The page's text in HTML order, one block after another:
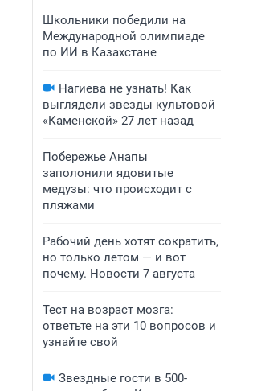
Школьники победили на
Международной олимпиаде
по ИИ в Казахстане
Нагиева не узнать! Как
выглядели звезды культовой
«Каменской» 27 лет назад
Побережье Анапы
заполонили ядовитые
медузы: что происходит с
пляжами
Рабочий день хотят сократить,
но только летом — и вот
почему. Новости 7 августа
Тест на возраст мозга:
ответьте на эти 10 вопросов и
узнайте свой
Звездные гости в 500-